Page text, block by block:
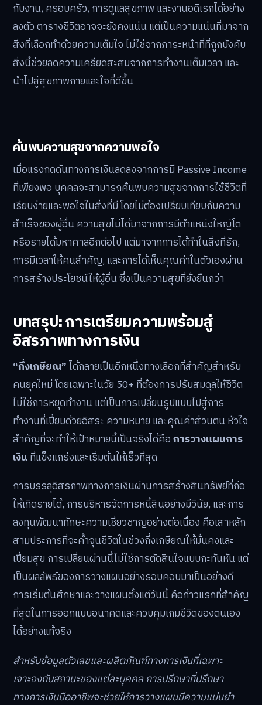
กับงาน, ครอบครัว, การดูแลสุขภาพ และงานอดิเรกได้อย่าง
ลงตัว ตารางชีวิตอาจจะยังคงแน่น แต่เป็นความแน่นที่มาจาก
สิ่งที่เลือกทำด้วยความเต็มใจ ไม่ใช่จากภาระหน้าที่ที่ถูกบังคับ
สิ่งนี้ช่วยลดความเครียดสะสมจากการทำงานเต็มเวลา และ
นำไปสู่สุขภาพกายและใจที่ดีขึ้น
ค้นพบความสุขจากความพอใจ
เมื่อแรงกดดันทางการเงินลดลงจากการมี Passive Income
ที่เพียงพอ บุคคลจะสามารถค้นพบความสุขจากการใช้ชีวิตที่
เรียบง่ายและพอใจในสิ่งที่มี โดยไม่ต้องเปรียบเทียบกับความ
สำเร็จของผู้อื่น ความสุขไม่ได้มาจากการมีตำแหน่งใหญ่โต
หรือรายได้มหาศาลอีกต่อไป แต่มาจากการได้ทำในสิ่งที่รัก,
การมีเวลาให้คนสำคัญ, และการได้เห็นคุณค่าในตัวเองผ่าน
การสร้างประโยชน์ให้ผู้อื่น ซึ่งเป็นความสุขที่ยั่งยืนกว่า
บทสรุป: การเตรียมความพร้อมสู่
อิสรภาพทางการเงิน
“กึ่งเกษียณ”ได้กลายเป็นอีกหนึ่งทางเลือกที่สำคัญสำหรับ
คนยุคใหม่ โดยเฉพาะในวัย 50+ ที่ต้องการปรับสมดุลให้ชีวิต
ไม่ใช่การหยุดทำงาน แต่เป็นการเปลี่ยนรูปแบบไปสู่การ
ทำงานที่เปี่ยมด้วยอิสระ ความหมาย และคุณค่าส่วนตน หัวใจ
สำคัญที่จะทำให้เป้าหมายนี้เป็นจริงได้คือการวางแผนการ
เงิน ที่แข็งแกร่งและเริ่มต้นให้เร็วที่สุด
การบรรลุอิสรภาพทางการเงินผ่านการสร้างสินทรัพย์ที่ก่อ
ให้เกิดรายได้, การบริหารจัดการหนี้สินอย่างมีวินัย, และการ
ลงทุนพัฒนาทักษะความเชี่ยวชาญอย่างต่อเนื่อง คือเสาหลัก
สามประการที่จะค้ำจุนชีวิตในช่วงกึ่งเกษียณให้มั่นคงและ
เปี่ยมสุข การเปลี่ยนผ่านนี้ไม่ใช่การตัดสินใจแบบกะทันหัน แต่
เป็นผลลัพธ์ของการวางแผนอย่างรอบคอบมาเป็นอย่างดี
การเริ่มต้นศึกษาและวางแผนตั้งแต่วันนี้ คือก้าวแรกที่สำคัญ
ที่สุดในการออกแบบอนาคตและควบคุมเกมชีวิตของตนเอง
ได้อย่างแท้จริง
สำหรับข้อมูลตัวเลขและผลิตภัณฑ์ทางการเงินที่เฉพาะ
เจาะจงกับสถานะของแต่ละบุคคล การปรึกษาที่ปรึกษา
ทางการเงินมืออาชีพจะช่วยให้การวางแผนมีความแม่นยำ